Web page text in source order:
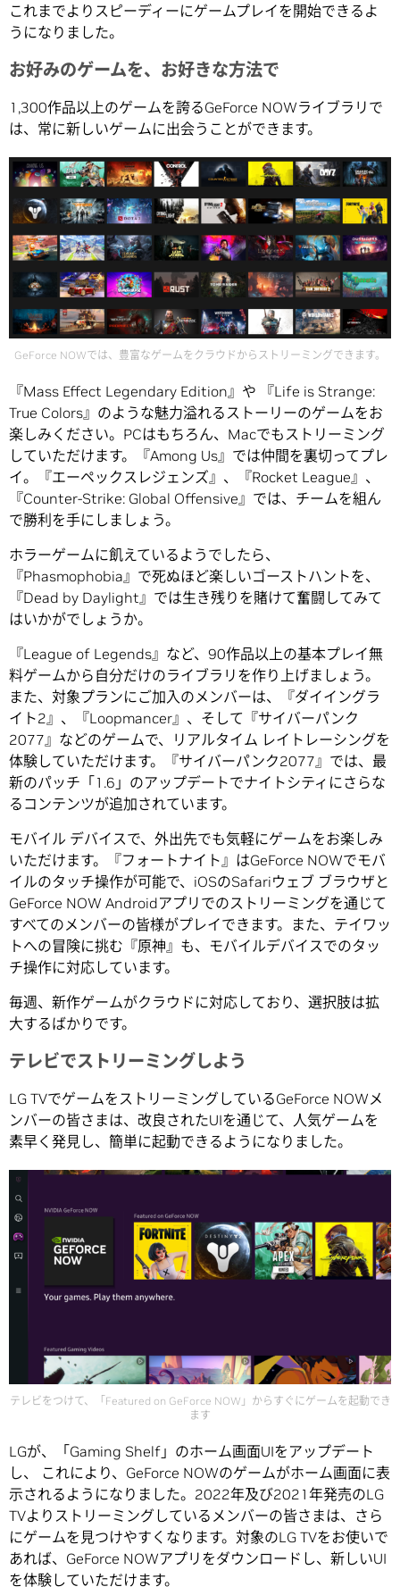
これまでよりスピーディーにゲームプレイを開始できるよ
うになりました。
お好みのゲームを、お好きな方法で
1,300作品以上のゲームを誇るGeForce NOWライブラリで
は、常に新しいゲームに出会うことができます。
GeForce NOWでは、豊富なゲームをクラウドからストリーミングできます。
『Mass Effect Legendary Edition』や 『Life is Strange:
True Colors』のような魅力溢れるストーリーのゲームをお
楽しみください。PCはもちろん、Macでもストリーミング
していただけます。『Among Us』では仲間を裏切ってプレ
イ。『エーペックスレジェンズ』、『Rocket League』、
『Counter-Strike: Global Offensive』では、チームを組ん
で勝利を手にしましょう。
ホラーゲームに飢えているようでしたら、
『Phasmophobia』で死ぬほど楽しいゴーストハントを、
『Dead by Daylight』では生き残りを賭けて奮闘してみて
はいかがでしょうか。
『League of Legends』など、90作品以上の基本プレイ無
料ゲームから自分だけのライブラリを作り上げましょう。
また、対象プランにご加入のメンバーは、『ダイイングラ
イト2』、『Loopmancer』、そして『サイバーパンク
2077』などのゲームで、リアルタイム レイトレーシングを
体験していただけます。『サイバーパンク2077』では、最
新のパッチ「1.6」のアップデートでナイトシティにさらな
るコンテンツが追加されています。
モバイル デバイスで、外出先でも気軽にゲームをお楽しみ
いただけます。『フォートナイト』はGeForce NOWでモバ
イルのタッチ操作が可能で、iOSのSafariウェブ ブラウザと
GeForce NOW Androidアプリでのストリーミングを通じて
すべてのメンバーの皆様がプレイできます。また、テイワッ
トへの冒険に挑む『原神』も、モバイルデバイスでのタッ
チ操作に対応しています。
毎週、新作ゲームがクラウドに対応しており、選択肢は拡
大するばかりです。
テレビでストリーミングしよう
LG TVでゲームをストリーミングしているGeForce NOWメ
ンバーの皆さまは、改良されたUIを通じて、人気ゲームを
素早く発見し、簡単に起動できるようになりました。
テレビをつけて、「Featured on GeForce NOW」からすぐにゲームを起動でき
ます
LGが、「Gaming Shelf」のホーム画面UIをアップデート
し、 これにより、GeForce NOWのゲームがホーム画面に表
示されるようになりました。2022年及び2021年発売のLG
TVよりストリーミングしているメンバーの皆さまは、さら
にゲームを見つけやすくなります。対象のLG TVをお使いで
あれば、GeForce NOWアプリをダウンロードし、新しいUI
を体験していただけます。